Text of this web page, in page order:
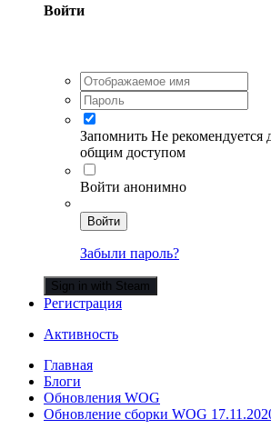
Войти
Запомнить Не рекомендуется
общим доступом
Войти анонимно
Войти
Забыли пароль?
Sign in with Steam
Регистрация
Активность
Главная
Блоги
Обновления WOG
Обновление сборки WOG